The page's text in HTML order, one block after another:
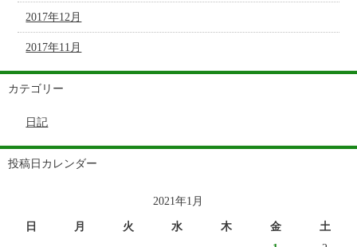
2017年12月
2017年11月
カテゴリー
日記
投稿日カレンダー
2021年1月
日 月 火 水 木 金
土